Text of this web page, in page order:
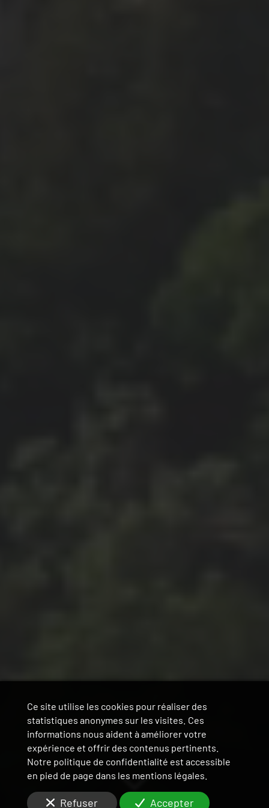
Ce site utilise les cookies pour réaliser des
statistiques anonymes sur les visites. Ces
informations nous aident à améliorer votre
expérience et offrir des contenus pertinents.
Notre politique de confidentialité est accessible
en pied de page dans les mentions légales.
Refuser Accepter